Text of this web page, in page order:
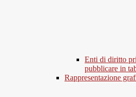
Enti di diritto
pubblicare in
Rappresentazione